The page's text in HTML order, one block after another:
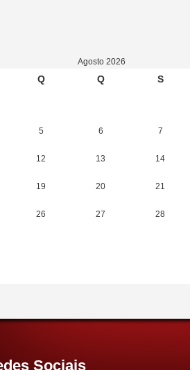
Agosto 2026
Q Q S
5 6 7
12 13 14
19 20 21
26 27 28
Sociais